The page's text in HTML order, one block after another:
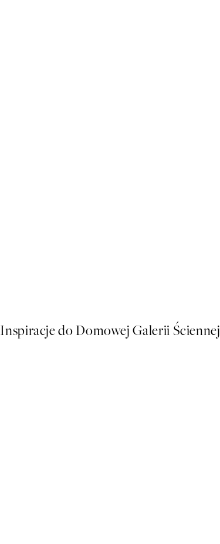
Inspiracje do Domowej Galerii Ściennej